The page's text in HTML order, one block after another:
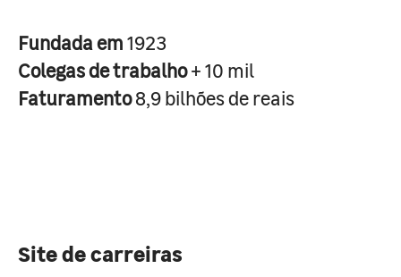
Fundada em1923
Colegas de trabalho+ 10 mil
Faturamento8,9 bilhões de reais
Site de carreiras